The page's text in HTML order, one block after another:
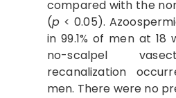
compared with the
(p < 0.05).
in 99.1% of men at
no-scalpel
recanalization
men. There were no